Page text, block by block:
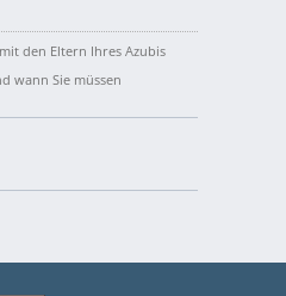
den Eltern Ihres Azubis
wann Sie müssen